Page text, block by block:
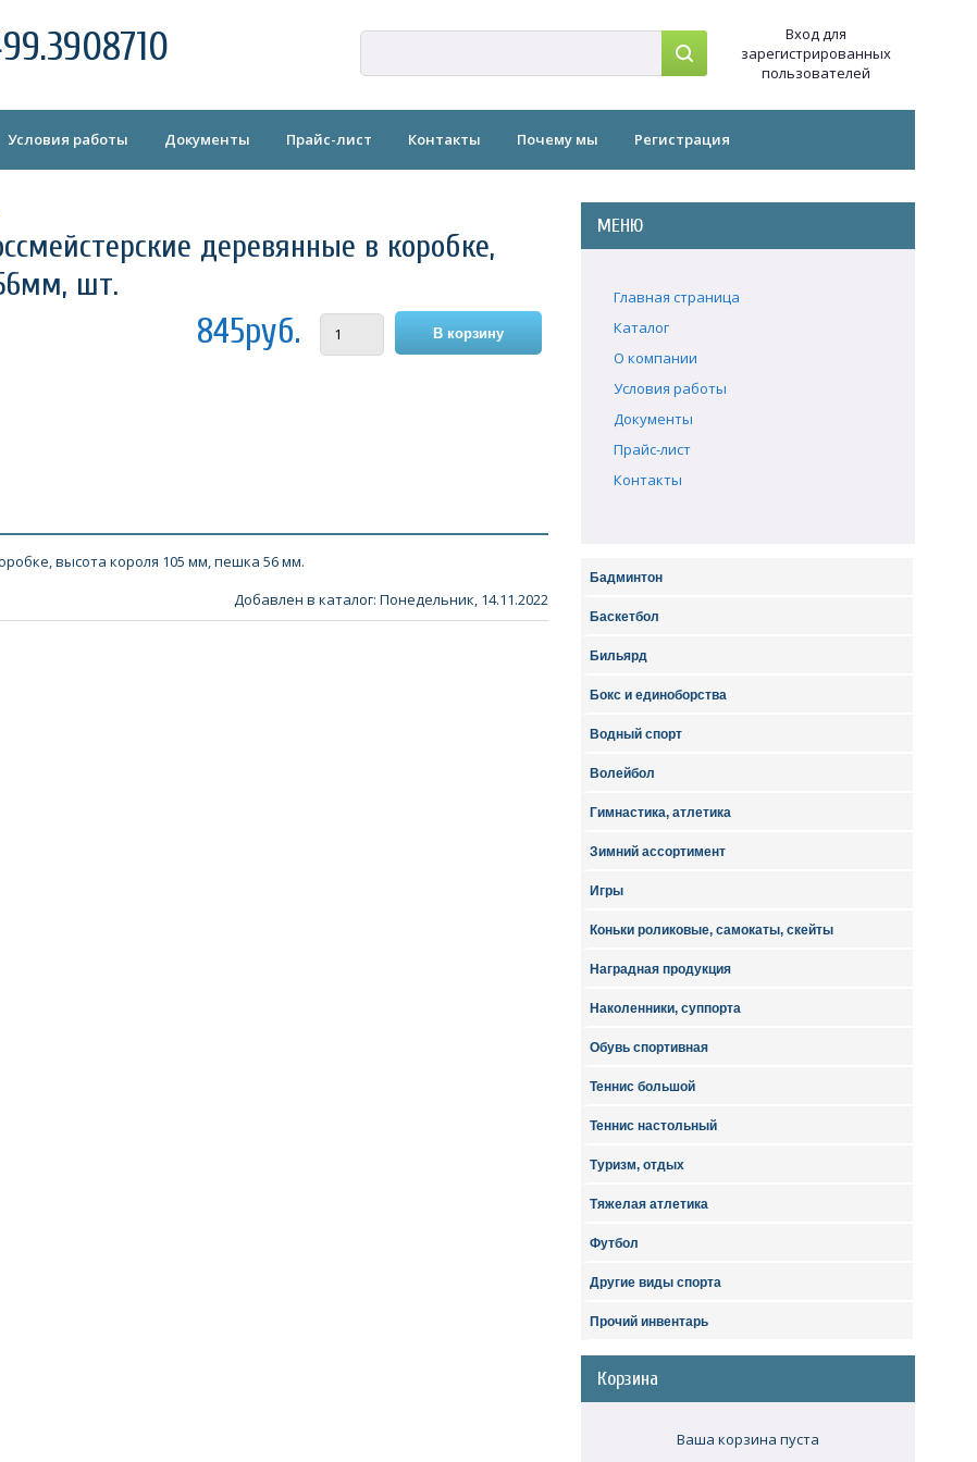
Вход для
зарегистрированных
пользователей
Условия работы Документы Прайс-лист Контакты Почему мы Регистрация
деревянные в коробке,
шт.
845руб.
высота короля 105 мм, пешка 56 мм.
Добавлен в каталог: Понедельник, 14.11.2022
МЕНЮ
Главная страница
Каталог
О компании
Условия работы
Документы
Прайс-лист
Контакты
Бадминтон
Баскетбол
Бильярд
Бокс и единоборства
Водный спорт
Волейбол
Гимнастика, атлетика
Зимний ассортимент
Игры
Коньки роликовые, самокаты, скейты
Наградная продукция
Наколенники, суппорта
Обувь спортивная
Теннис большой
Теннис настольный
Туризм, отдых
Тяжелая атлетика
Футбол
Другие виды спорта
Прочий инвентарь
Корзина
Ваша корзина пуста